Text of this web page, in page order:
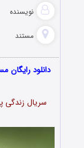
نویسنده
مستند